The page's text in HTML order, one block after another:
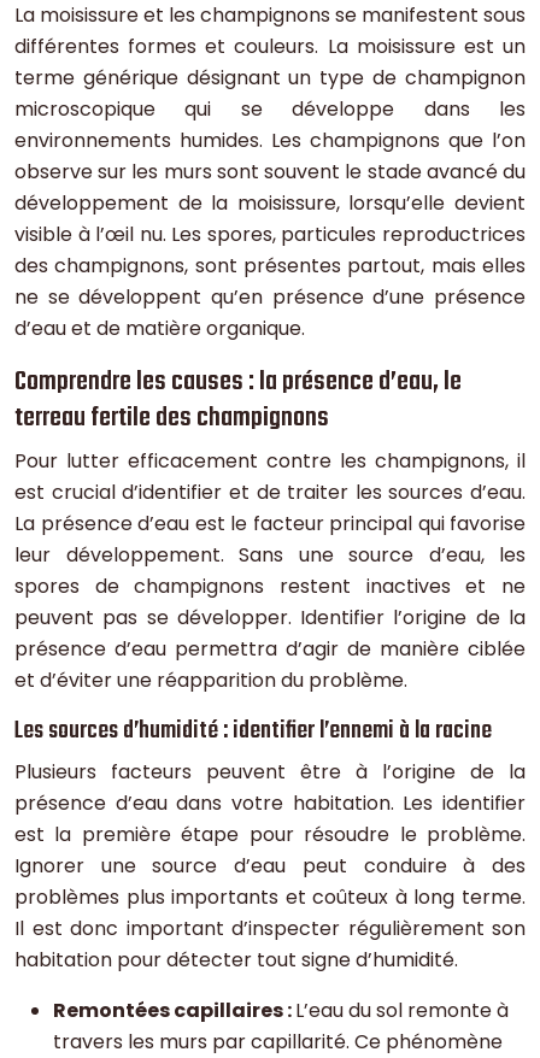
La moisissure et les champignons se manifestent sous
différentes formes et couleurs. La moisissure est un
terme générique désignant un type de champignon
microscopique qui se développe dans les
environnements humides. Les champignons que l’on
observe sur les murs sont souvent le stade avancé du
développement de la moisissure, lorsqu’elle devient
visible à l’œil nu. Les spores, particules reproductrices
des champignons, sont présentes partout, mais elles
ne se développent qu’en présence d’une présence
d’eau et de matière organique.
Comprendre les causes : la présence d’eau, le
terreau fertile des champignons
Pour lutter efficacement contre les champignons, il
est crucial d’identifier et de traiter les sources d’eau.
La présence d’eau est le facteur principal qui favorise
leur développement. Sans une source d’eau, les
spores de champignons restent inactives et ne
peuvent pas se développer. Identifier l’origine de la
présence d’eau permettra d’agir de manière ciblée
et d’éviter une réapparition du problème.
Les sources d’humidité : identifier l’ennemi à la racine
Plusieurs facteurs peuvent être à l’origine de la
présence d’eau dans votre habitation. Les identifier
est la première étape pour résoudre le problème.
Ignorer une source d’eau peut conduire à des
problèmes plus importants et coûteux à long terme.
Il est donc important d’inspecter régulièrement son
habitation pour détecter tout signe d’humidité.
Remontées capillaires :L’eau du sol remonte à
travers les murs par capillarité. Ce phénomène